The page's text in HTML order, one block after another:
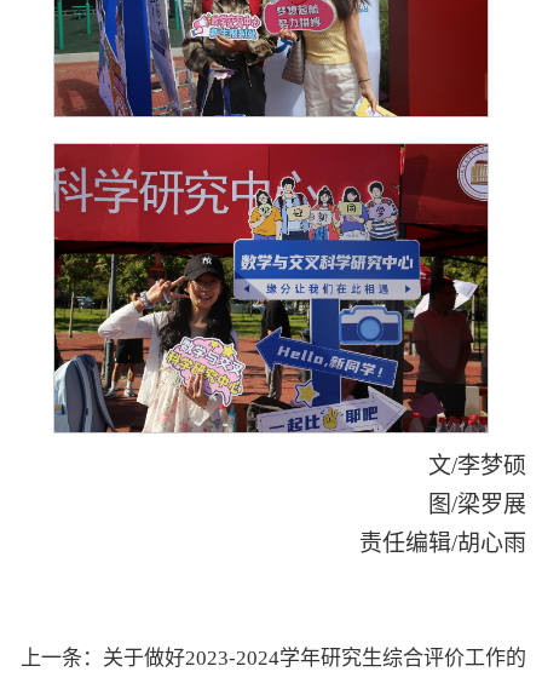
文/李梦硕
图/梁罗展
责任编辑/胡心雨
上一条： 关于做好2023-2024学年研究生综合评价工作的